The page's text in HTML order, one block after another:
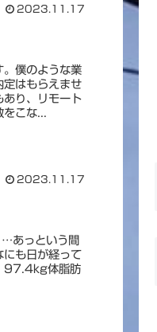
2023.11.17
僕のような業
定はもらえませ
あり、リモート
をこな...
2023.11.17
…あっという間
にも日が経って
: 97.4kg体脂肪